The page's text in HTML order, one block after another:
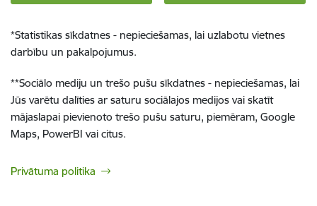
*Statistikas sīkdatnes - nepieciešamas, lai uzlabotu vietnes
darbību un pakalpojumus.
**Sociālo mediju un trešo pušu sīkdatnes - nepieciešamas, lai
Jūs varētu dalīties ar saturu sociālajos medijos vai skatīt
mājaslapai pievienoto trešo pušu saturu, piemēram, Google
Maps, PowerBI vai citus.
Privātuma politika